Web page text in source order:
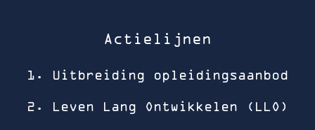
Actielijnen
1. Uitbreiding opleidingsaanbod
2. Leven Lang Ontwikkelen (LLO)